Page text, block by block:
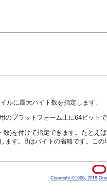
ルに最大バイト数を指定します。
のプラットフォーム上に64ビット
数)を付けて指定できます。たとえ
ます。Bはバイトの省略です。こ
Copyright ©1996,